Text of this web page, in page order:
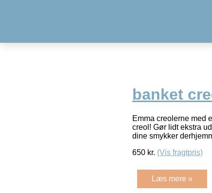
banket
Emma creolerne med
creol! Gør lidt ekstra
dine smykker
650 kr. (Vis fragtpris)
Læs mere »